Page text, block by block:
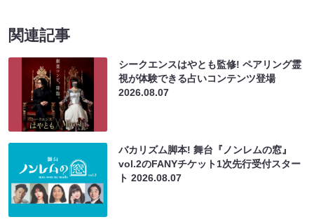
関連記事
シークエンスはやとも監修! ペアリング霊
視が体験できる占いコンテンツ登場
2026.08.07
バカリズム脚本! 舞台『ノンレムの窓』
vol.2のFANYチケット1次先行受付スター
ト2026.08.07